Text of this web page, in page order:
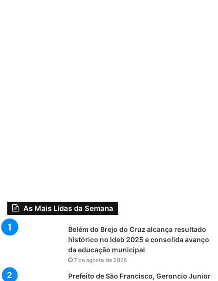
As Mais Lidas da Semana
Belém do Brejo do Cruz alcança resultado
histórico no Ideb 2025 e consolida avanço
da educação municipal
7 de agosto de 2026
Prefeito de São Francisco, Geroncio Junior